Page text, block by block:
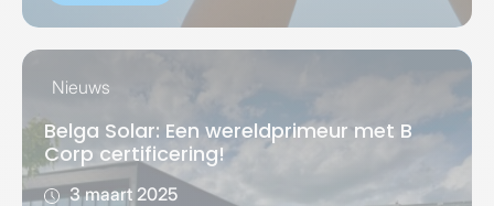
Nieuws
Belga Solar: Een wereldprimeur met B
Corp certificering!
3 maart 2025